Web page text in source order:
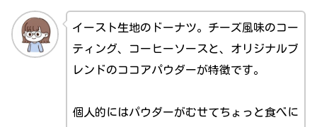
イースト生地のドーナツ。チーズ風味のコー
ティング、コーヒーソースと、オリジナルブ
レンドのココアパウダーが特徴です。
個人的にはパウダーがむせてちょっと食べに